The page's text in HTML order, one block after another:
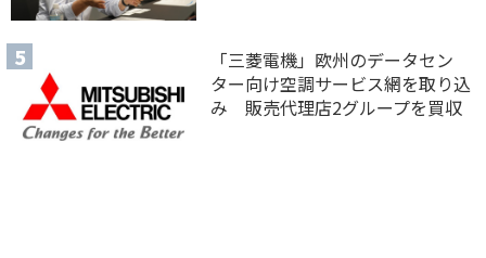
「三菱電機」欧州のデータセン
ター向け空調サービス網を取り込
み 販売代理店2グループを買収